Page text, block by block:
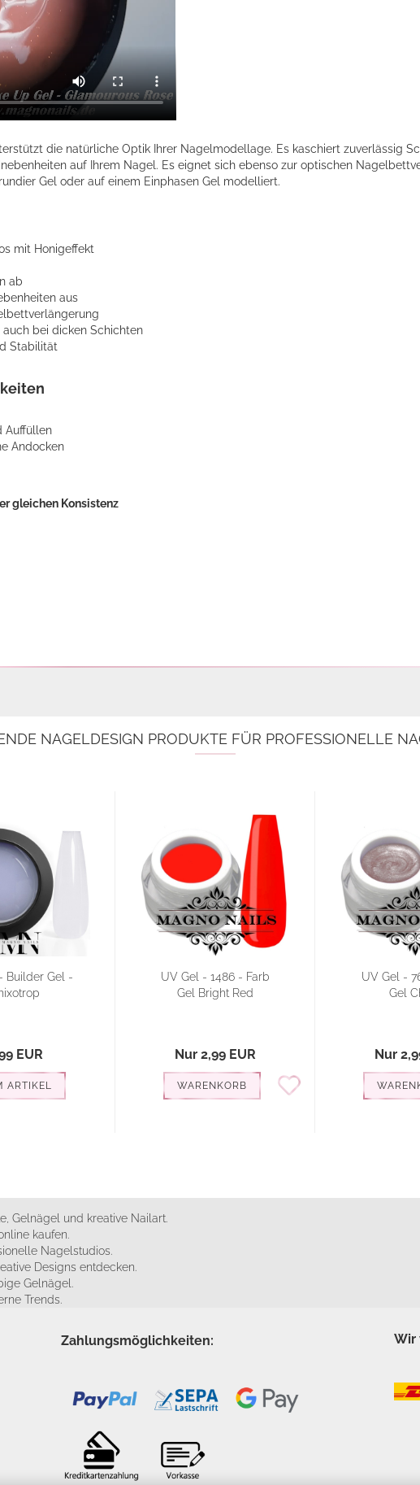
die natürliche Optik Ihrer Nagelmodellage. Es kaschiert zuverlässig
auf Ihrem Nagel. Es eignet sich ebenso zur optischen
Gel oder auf einem Einphasen Gel modelliert.
mit Honigeffekt
ab
aus
auch bei dicken Schichten
Stabilität
Auffüllen
Andocken
gleichen Konsistenz
NAGELDESIGN PRODUKTE FÜR PROFESSIONELLE
Builder Gel -
EUR
ARTIKEL
UV Gel - 1486 - Farb
Gel Bright Red
Nur 2,99 EUR
WARENKORB
UV Gel -
Gel
Nur
Gelnägel und kreative Nailart.
kaufen.
Nagelstudios.
Designs entdecken.
Gelnägel.
Trends.
Zahlungsmöglichkeiten: Wir